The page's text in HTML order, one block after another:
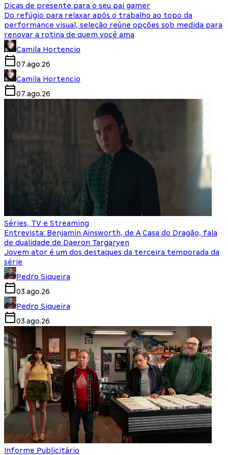
Dicas de presente para o seu pai gamer
Do refúgio para relaxar após o trabalho ao topo da
performance visual, seleção reúne opções sob medida para
renovar a rotina de quem você ama
Camila Hortencio
07.ago.26
Camila Hortencio
07.ago.26
Séries, TV e Streaming
Entrevista: Benjamin Ainsworth, de A Casa do Dragão, fala
de dualidade de Daeron Targaryen
Jovem ator é um dos destaques da terceira temporada da
série
Pedro Siqueira
03.ago.26
Pedro Siqueira
03.ago.26
Informe Publicitário